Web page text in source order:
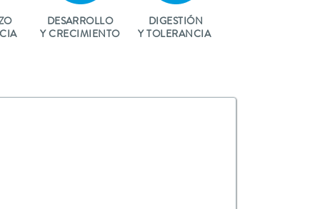
DESARROLLO
Y CRECIMIENTO
DIGESTIÓN
Y TOLERANCIA